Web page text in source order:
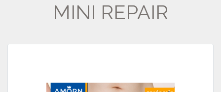
MINI REPAIR